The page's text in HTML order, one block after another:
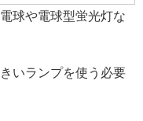
球や電球型蛍光灯な
いランプを使う必要